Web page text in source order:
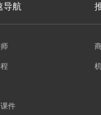
导航
件